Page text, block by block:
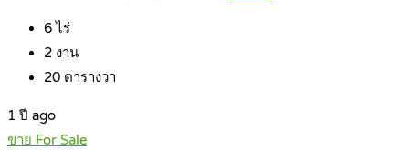
6 ไร่
2 งาน
20 ตารางวา
1 ปี ago
ขาย For Sale